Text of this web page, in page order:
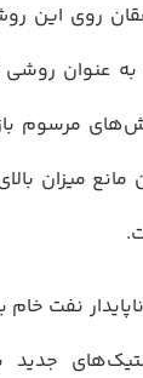
روی این
عنوان
مرسوم
مانع میزان
نفت
جدید